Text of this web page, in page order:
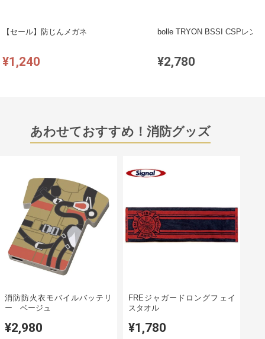
【セール】防じんメガネ
¥1,240
bolle TRYON BSSI CSPレンズ
¥2,780
あわせておすすめ！消防グッズ
消防防火衣モバイルバッテリ
ー ベージュ
¥2,980
FREジャガードロングフェイ
スタオル
¥1,780